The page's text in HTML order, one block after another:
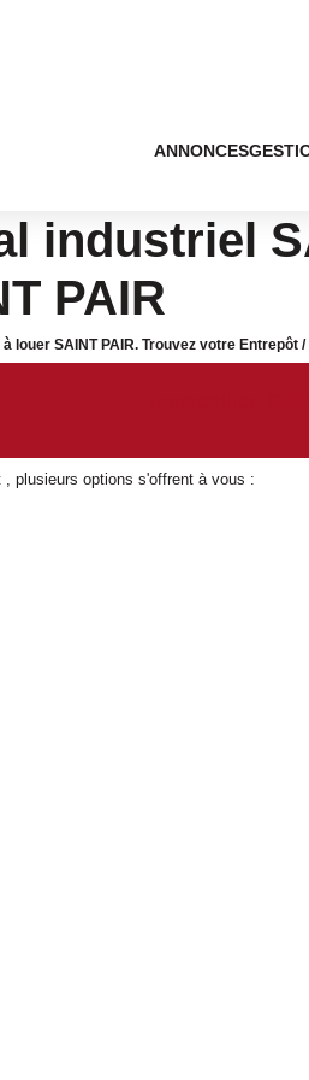
ANNONCES
industriel
PAIR
SAINT PAIR. Trouvez votre
plusieurs options s'offrent à vous :